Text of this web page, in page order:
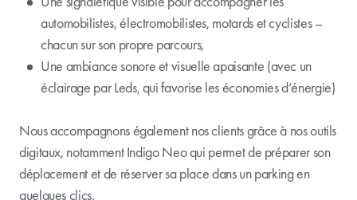
automobilistes, électromobilistes, motards et cyclistes –
chacun sur son propre parcours,
Une ambiance sonore et visuelle apaisante (avec un
éclairage par Leds, qui favorise les économies d’énergie)
Nous accompagnons également nos clients grâce à nos outils
digitaux, notamment Indigo Neo qui permet de préparer son
déplacement et de réserver sa place dans un parking en
quelques clics.